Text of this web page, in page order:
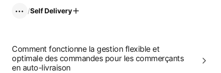
••• /Self Delivery
Comment fonctionne la gestion flexible et
optimale des commandes pour les commerçants
en auto-livraison